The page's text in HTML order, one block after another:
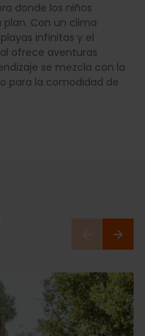
donde los niños
Con un clima
infinitas y el
ofrece aventuras
se mezcla con la
para la comodidad de